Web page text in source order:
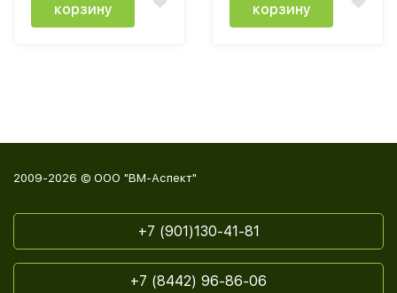
корзину
корзину
2009-2026 © ООО "ВМ-Аспект"
+7 (901)130-41-81
+7 (8442) 96-86-06